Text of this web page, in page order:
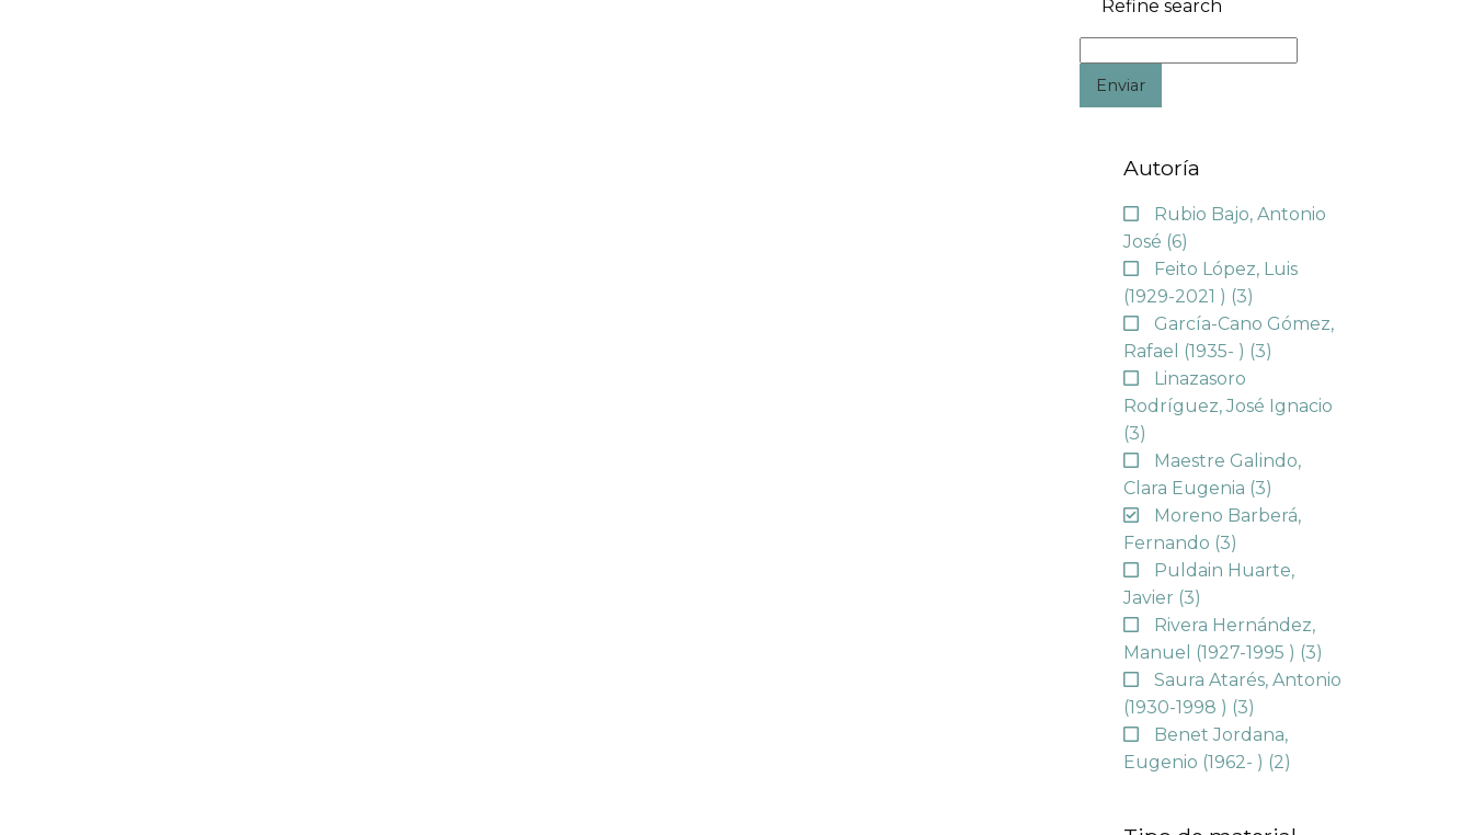
Refine search
Enviar
Autoría
Rubio Bajo, Antonio
José (6)
Feito López, Luis
(1929-2021 ) (3)
García-Cano Gómez,
Rafael (1935- ) (3)
Linazasoro
Rodríguez, José Ignacio
(3)
Maestre Galindo,
Clara Eugenia (3)
Moreno Barberá,
Fernando (3)
Puldain Huarte,
Javier (3)
Rivera Hernández,
Manuel (1927-1995 ) (3)
Saura Atarés, Antonio
(1930-1998 ) (3)
Benet Jordana,
Eugenio (1962- ) (2)